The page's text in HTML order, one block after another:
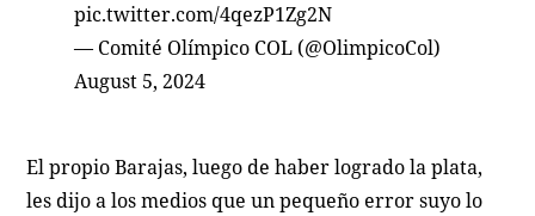
pic.twitter.com/4qezP1Zg2N
— Comité Olímpico COL (@OlimpicoCol)
August 5, 2024
El propio Barajas, luego de haber logrado la plata,
les dijo a los medios que un pequeño error suyo lo